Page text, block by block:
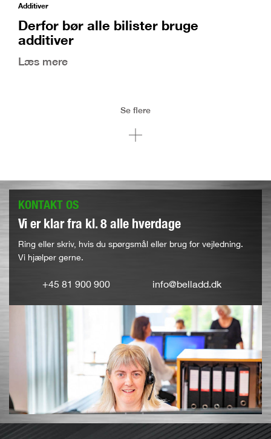
Additiver
Derfor bør alle bilister bruge
additiver
Læs mere
Se flere
KONTAKT OS
Vi er klar fra kl. 8 alle hverdage
Ring eller skriv, hvis du spørgsmål eller brug for vejledning.
Vi hjælper gerne.
+45 81 900 900 info@belladd.dk